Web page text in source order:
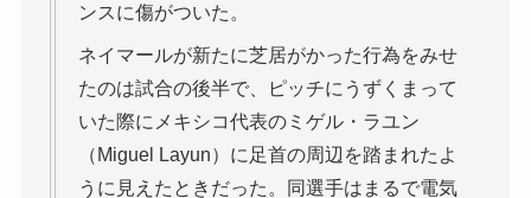
ンスに傷がついた。
ネイマールが新たに芝居がかった行為をみせ
たのは試合の後半で、ピッチにうずくまって
いた際にメキシコ代表のミゲル・ラユン
（Miguel Layun）に足首の周辺を踏まれたよ
うに見えたときだった。同選手はまるで電気